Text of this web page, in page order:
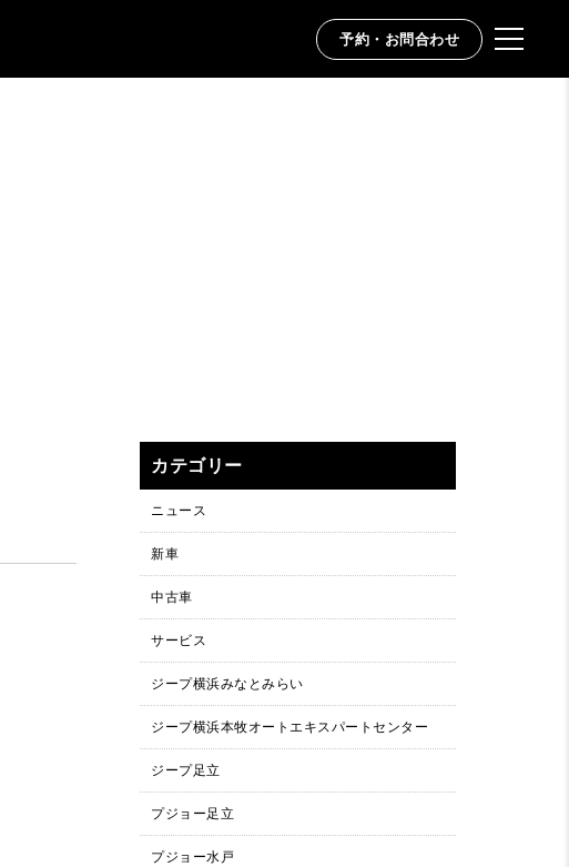
予約・お問合わせ
カテゴリー
ニュース
新車
中古車
サービス
ジープ横浜みなとみらい
ジープ横浜本牧オートエキスパートセンター
ジープ足立
プジョー足立
プジョー水戸